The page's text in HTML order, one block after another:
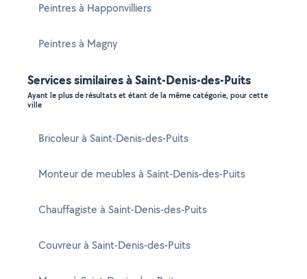
Peintres à Happonvilliers
Peintres à Magny
Services similaires à Saint-Denis-des-Puits
Ayant le plus de résultats et étant de la même catégorie, pour cette
ville
Bricoleur à Saint-Denis-des-Puits
Monteur de meubles à Saint-Denis-des-Puits
Chauffagiste à Saint-Denis-des-Puits
Couvreur à Saint-Denis-des-Puits